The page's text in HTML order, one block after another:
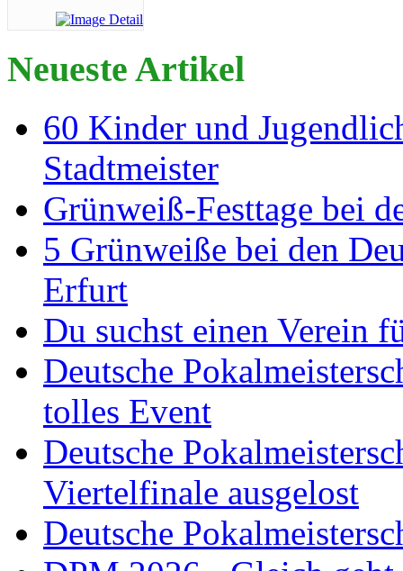
Neueste Artikel
60 Kinder und
Stadtmeister
Grünweiß-Festtage bei
5 Grünweiße bei den
Erfurt
Du suchst einen Verein
Deutsche
tolles Event
Deutsche
Viertelfinale ausgelost
Deutsche